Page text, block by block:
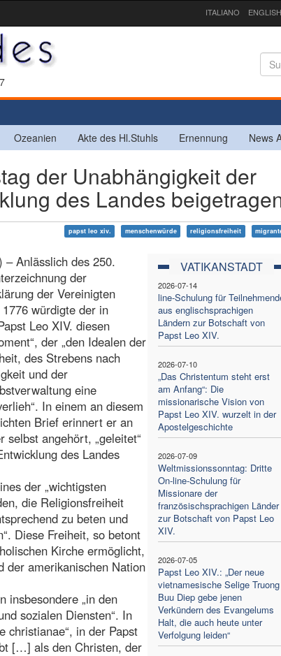
ITALIANO ENGLISH
Ozeanien Akte des Hl.Stuhls Ernennung News
der Unabhängigkeit der
des Landes
papst leo xiv. menschenwürde religionsfreiheit
VATIKANSTADT
2026-07-14
line-Schulung für
aus englischsprachigen
Ländern zur Botschaft von
Papst Leo XIV.
2026-07-10
„Das Christentum steht erst
am Anfang“: Die
missionarische Vision von
Papst Leo XIV. wurzelt in der
Apostelgeschichte
2026-07-09
Weltmissionssonntag: Dritte
On-line-Schulung für
Missionare der
französischsprachigen Länder
zur Botschaft von Papst Leo
XIV.
2026-07-05
Papst Leo XIV.: „Der neue
vietnamesische Selige Truong
Buu Diep gebe jenen
Verkündern des Evangelums
Halt, die auch heute unter
Verfolgung leiden“
– Anlässlich des 250.
der
der Vereinigten
würdigte der in
Leo XIV. diesen
der „den Idealen der
des Strebens nach
und der
eine
In einem an diesem
Brief erinnert er an
angehört, „geleitet“
des Landes
der „wichtigsten
die Religionsfreiheit
zu beten und
Diese Freiheit, so betont
Kirche ermöglicht,
der amerikanischen Nation
insbesondere „in den
sozialen Diensten“. In
christianae“, in der Papst
[…] als den Christen, der